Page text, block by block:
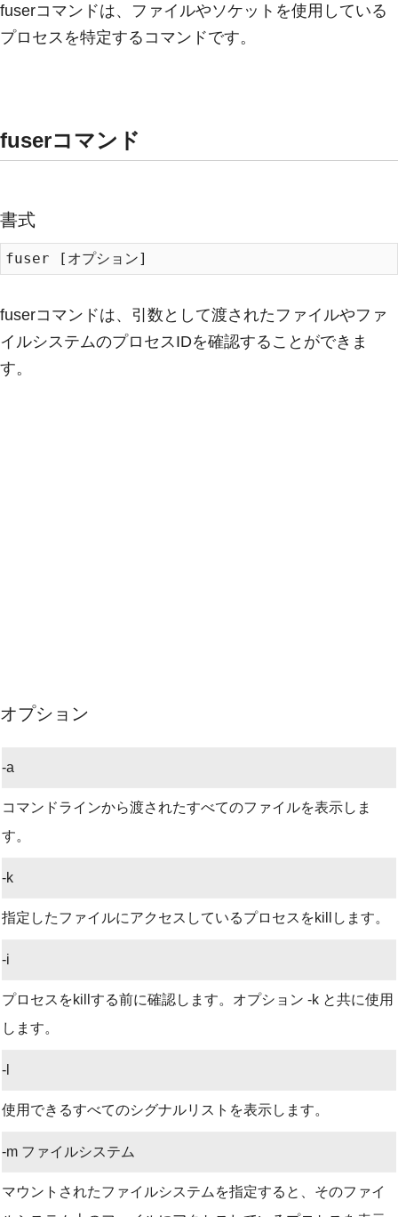
fuserコマンドは、ファイルやソケットを使用している
プロセスを特定するコマンドです。
fuserコマンド
書式
fuserコマンドは、引数として渡されたファイルやファ
イルシステムのプロセスIDを確認することができま
す。
オプション
-a
コマンドラインから渡されたすべてのファイルを表示しま
す。
-k
指定したファイルにアクセスしているプロセスをkillします。
-i
プロセスをkillする前に確認します。オプション -k と共に使用
します。
-l
使用できるすべてのシグナルリストを表示します。
-m ファイルシステム
マウントされたファイルシステムを指定すると、そのファイ